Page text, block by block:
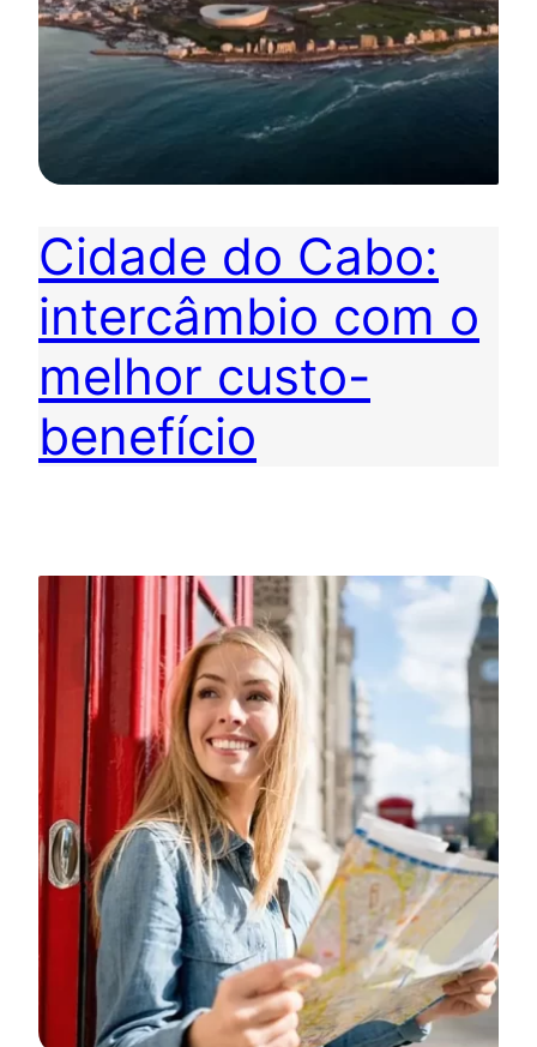
Cidade do Cabo:
intercâmbio com o
melhor custo-
benefício